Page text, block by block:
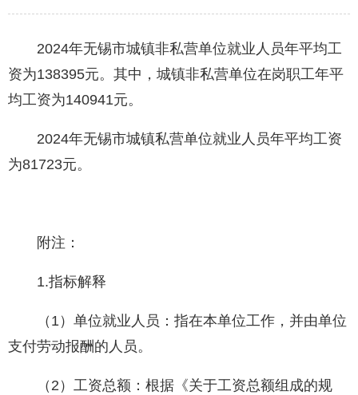
2024年无锡市城镇非私营单位就业人员年平均工
资为138395元。其中，城镇非私营单位在岗职工年平
均工资为140941元。
2024年无锡市城镇私营单位就业人员年平均工资
为81723元。
附注：
1.指标解释
（1）单位就业人员：指在本单位工作，并由单位
支付劳动报酬的人员。
（2）工资总额：根据《关于工资总额组成的规